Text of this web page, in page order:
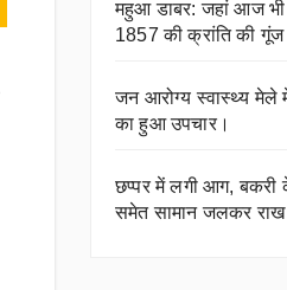
महुआ डाबर: जहां आज भी
1857 की क्रांति की
जन आरोग्य स्वास्थ्य मेले
का हुआ उपचार।
छप्पर में लगी आग, बकरी
समेत सामान जलकर